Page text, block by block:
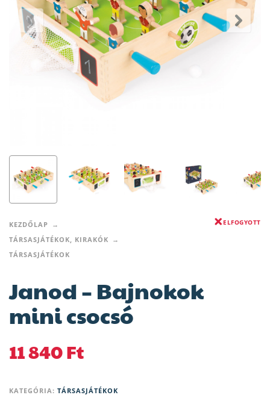
KEZDŐLAP
TÁRSASJÁTÉKOK, KIRAKÓK
TÁRSASJÁTÉKOK
ELFOGYOTT
Janod – Bajnokok
mini csocsó
11 840Ft
KATEGÓRIA: TÁRSASJÁTÉKOK